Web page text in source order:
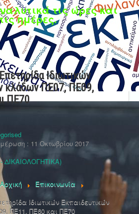
τις ώρες και
ημέρες.
Ιδιωτικών
κλάδων ΠΕ07, ΠΕ09,
ΠΕ70
: 11 Οκτωβρίου 2017
ΔΙΚΑΙΟΛΟΓΗΤΙΚΑ)
Αρχική
Επικοινωνία
Ιδιωτικών Εκπαιδευτικών
ΠΕ11, ΠΕ60 και ΠΕ70